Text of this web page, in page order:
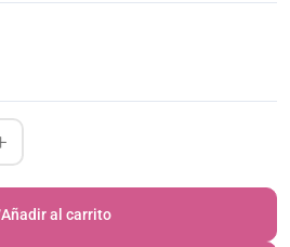
Añadir al carrito